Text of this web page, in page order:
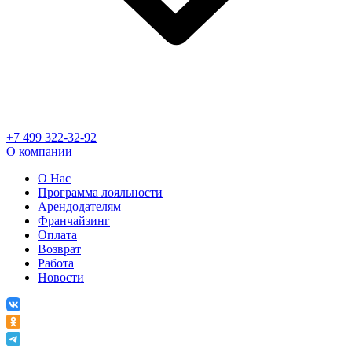
+7 499 322-32-92
О компании
О Нас
Программа лояльности
Арендодателям
Франчайзинг
Оплата
Возврат
Работа
Новости